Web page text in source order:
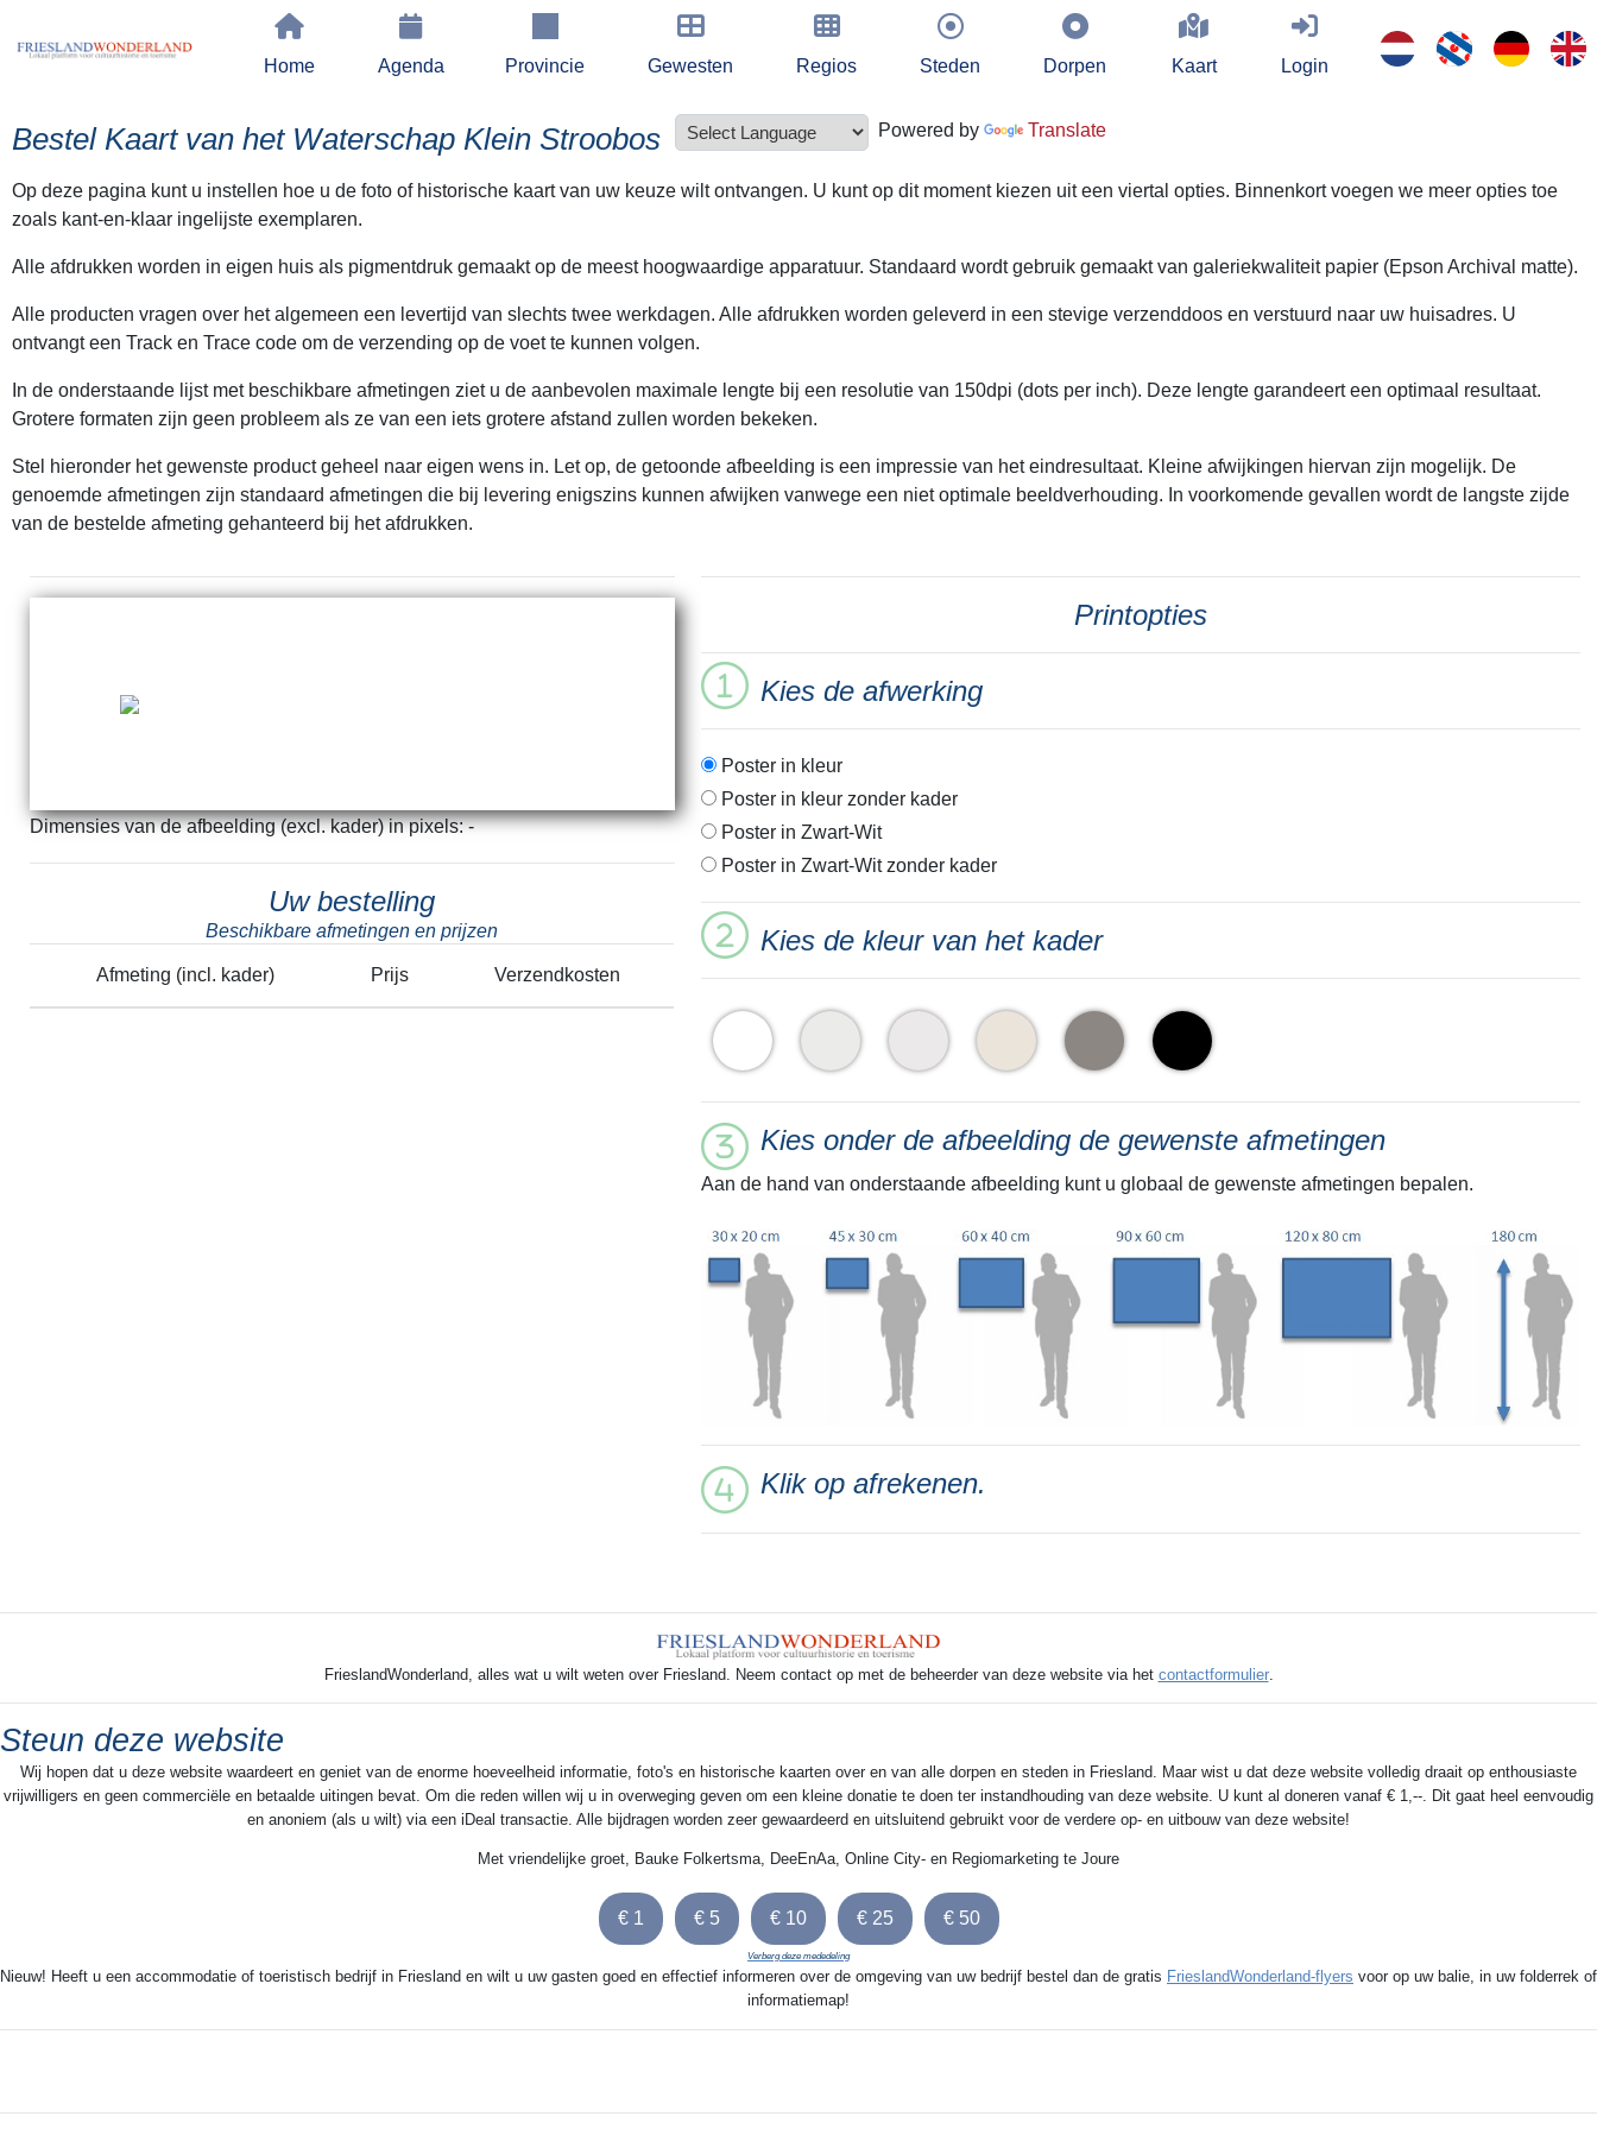
Home Agenda Provincie Gewesten Regios Steden Dorpen Kaart Login
Bestel Kaart van het Waterschap Klein Stroobos Powered by Translate
Op deze pagina kunt u instellen hoe u de foto of historische kaart van uw keuze wilt ontvangen. U kunt op dit moment kiezen uit een viertal opties. Binnenkort voegen we meer opties toe
zoals kant-en-klaar ingelijste exemplaren.
Alle afdrukken worden in eigen huis als pigmentdruk gemaakt op de meest hoogwaardige apparatuur. Standaard wordt gebruik gemaakt van galeriekwaliteit papier (Epson Archival matte).
Alle producten vragen over het algemeen een levertijd van slechts twee werkdagen. Alle afdrukken worden geleverd in een stevige verzenddoos en verstuurd naar uw huisadres. U
ontvangt een Track en Trace code om de verzending op de voet te kunnen volgen.
In de onderstaande lijst met beschikbare afmetingen ziet u de aanbevolen maximale lengte bij een resolutie van 150dpi (dots per inch). Deze lengte garandeert een optimaal resultaat.
Grotere formaten zijn geen probleem als ze van een iets grotere afstand zullen worden bekeken.
Stel hieronder het gewenste product geheel naar eigen wens in. Let op, de getoonde afbeelding is een impressie van het eindresultaat. Kleine afwijkingen hiervan zijn mogelijk. De
genoemde afmetingen zijn standaard afmetingen die bij levering enigszins kunnen afwijken vanwege een niet optimale beeldverhouding. In voorkomende gevallen wordt de langste zijde
van de bestelde afmeting gehanteerd bij het afdrukken.
Dimensies van de afbeelding (excl. kader) in pixels: -
Uw bestelling
Beschikbare afmetingen en prijzen
Afmeting (incl. kader) Prijs Verzendkosten
Printopties
Kies de afwerking
Poster in kleur
Poster in kleur zonder kader
Poster in Zwart-Wit
Poster in Zwart-Wit zonder kader
Kies de kleur van het kader
Kies onder de afbeelding de gewenste afmetingen
Aan de hand van onderstaande afbeelding kunt u globaal de gewenste afmetingen bepalen.
Klik op afrekenen.
FrieslandWonderland, alles wat u wilt weten over Friesland. Neem contact op met de beheerder van deze website via het contactformulier.
Steun deze website
Wij hopen dat u deze website waardeert en geniet van de enorme hoeveelheid informatie, foto's en historische kaarten over en van alle dorpen en steden in Friesland. Maar wist u dat deze website volledig draait op enthousiaste
vrijwilligers en geen commerciële en betaalde uitingen bevat. Om die reden willen wij u in overweging geven om een kleine donatie te doen ter instandhouding van deze website. U kunt al doneren vanaf € 1,--. Dit gaat heel eenvoudig
en anoniem (als u wilt) via een iDeal transactie. Alle bijdragen worden zeer gewaardeerd en uitsluitend gebruikt voor de verdere op- en uitbouw van deze website!
Met vriendelijke groet, Bauke Folkertsma, DeeEnAa, Online City- en Regiomarketing te Joure
Verberg deze mededeling
Nieuw! Heeft u een accommodatie of toeristisch bedrijf in Friesland en wilt u uw gasten goed en effectief informeren over de omgeving van uw bedrijf bestel dan de gratis FrieslandWonderland-flyers voor op uw balie, in uw folderrek of
informatiemap!